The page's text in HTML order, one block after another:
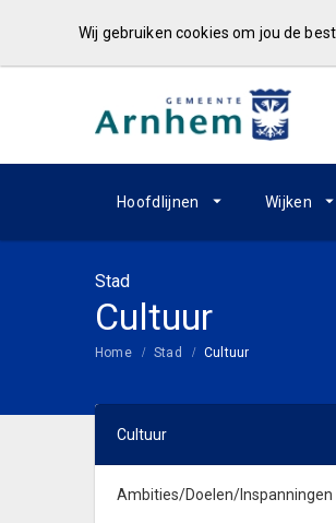
Wij gebruiken cookies om jou de
Hoofdlijnen Wijken
Stad
Cultuur
Home Stad Cultuur
Cultuur
Ambities/Doelen/Inspanningen